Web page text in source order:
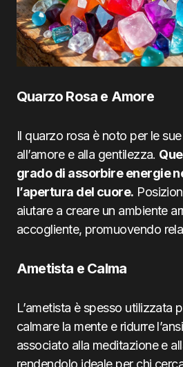
Quarzo Rosa e Amore
Il quarzo rosa è noto per le
all’amore e alla gentilezza.
grado di assorbire energie
l’apertura del cuore.
aiutare a creare un ambiente
accogliente, promuovendo
Ametista e Calma
L’ametista è spesso utilizzata
calmare la mente e ridurre
associato alla meditazione e
rendendolo ideale per chi